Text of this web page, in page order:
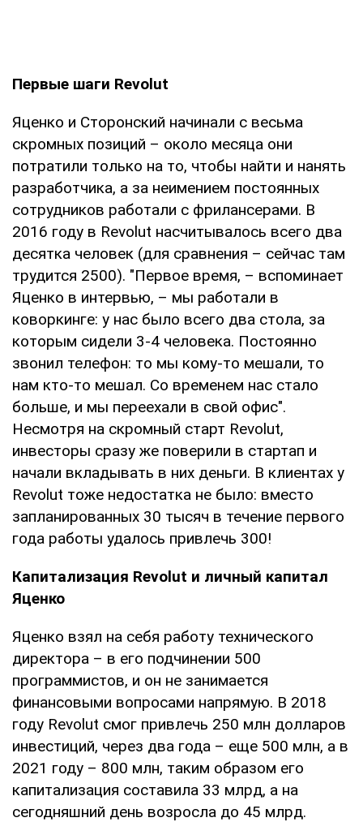
Первые шаги Revolut
Яценко и Сторонский начинали с весьма
скромных позиций – около месяца они
потратили только на то, чтобы найти и нанять
разработчика, а за неимением постоянных
сотрудников работали с фрилансерами. В
2016 году в Revolut насчитывалось всего два
десятка человек (для сравнения – сейчас там
трудится 2500). "Первое время, – вспоминает
Яценко в интервью, – мы работали в
коворкинге: у нас было всего два стола, за
которым сидели 3-4 человека. Постоянно
звонил телефон: то мы кому-то мешали, то
нам кто-то мешал. Со временем нас стало
больше, и мы переехали в свой офис".
Несмотря на скромный старт Revolut,
инвесторы сразу же поверили в стартап и
начали вкладывать в них деньги. В клиентах у
Revolut тоже недостатка не было: вместо
запланированных 30 тысяч в течение первого
года работы удалось привлечь 300!
Капитализация Revolut и личный капитал
Яценко
Яценко взял на себя работу технического
директора – в его подчинении 500
программистов, и он не занимается
финансовыми вопросами напрямую. В 2018
году Revolut смог привлечь 250 млн долларов
инвестиций, через два года – еще 500 млн, а в
2021 году – 800 млн, таким образом его
капитализация составила 33 млрд, а на
сегодняшний день возросла до 45 млрд.